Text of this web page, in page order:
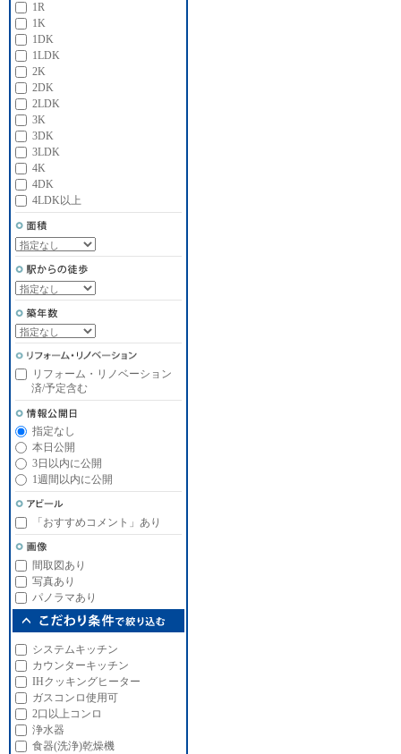
1R
1K
1DK
1LDK
2K
2DK
2LDK
3K
3DK
3LDK
4K
4DK
4LDK以上
リフォーム・リノベーション
済/予定含む
指定なし
本日公開
3日以内に公開
1週間以内に公開
「おすすめコメント」あり
間取図あり
写真あり
パノラマあり
システムキッチン
カウンターキッチン
IHクッキングヒーター
ガスコンロ使用可
2口以上コンロ
浄水器
食器(洗浄)乾燥機